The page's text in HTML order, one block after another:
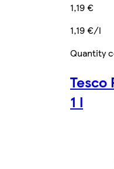
1,19 €
1,19 €/l
Quantity
Tesco
1 l